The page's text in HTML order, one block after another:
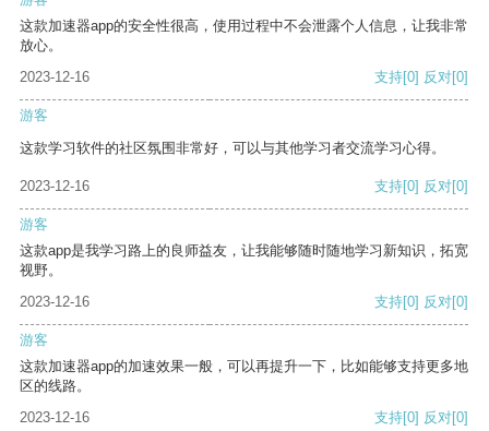
这款加速器app的安全性很高，使用过程中不会泄露个人信息，让我非常
放心。
2023-12-16
支持[0] 反对[0]
游客
这款学习软件的社区氛围非常好，可以与其他学习者交流学习心得。
2023-12-16 支持[0] 反对[0]
游客
这款app是我学习路上的良师益友，让我能够随时随地学习新知识，拓宽
视野。
2023-12-16
支持[0] 反对[0]
游客
这款加速器app的加速效果一般，可以再提升一下，比如能够支持更多地
区的线路。
2023-12-16
支持[0] 反对[0]